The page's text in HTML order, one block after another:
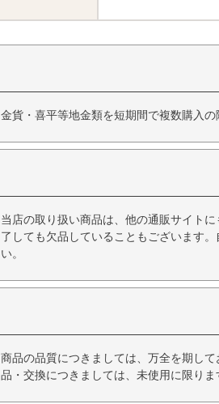
金貨・喜平等地金類を短期間で複数購入
当店の取り扱い商品は、他の通販サイト
了しても欠品していることもございます
い。
商品の品質につきましては、万全を期し
品・交換につきましては、未使用に限りま